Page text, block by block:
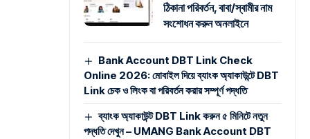
ঠিকানা পরিবর্তন, বাবা/স্বামীর নাম
সংশোধন করুন অনলাইনে
Bank Account DBT Link Check
Online 2026: মোবাইল দিয়ে ব্যাংক অ্যাকাউন্টে DBT
Link চেক ও লিংক বা পরিবর্তন করার সম্পূর্ণ পদ্ধতি
ব্যাংক অ্যাকাউন্ট DBT Link করুন ৫ মিনিটে নতুন
পদ্ধতি দেখুন – UMANG Bank Account DBT